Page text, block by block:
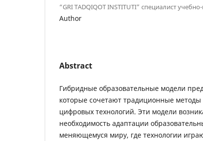
“GRI TADQIQOT INSTITUTI” специалист
Author
Abstract
Гибридные образовательные модели
которые сочетают традиционные
цифровых технологий. Эти модели
необходимость адаптации
меняющемуся миру, где технологии